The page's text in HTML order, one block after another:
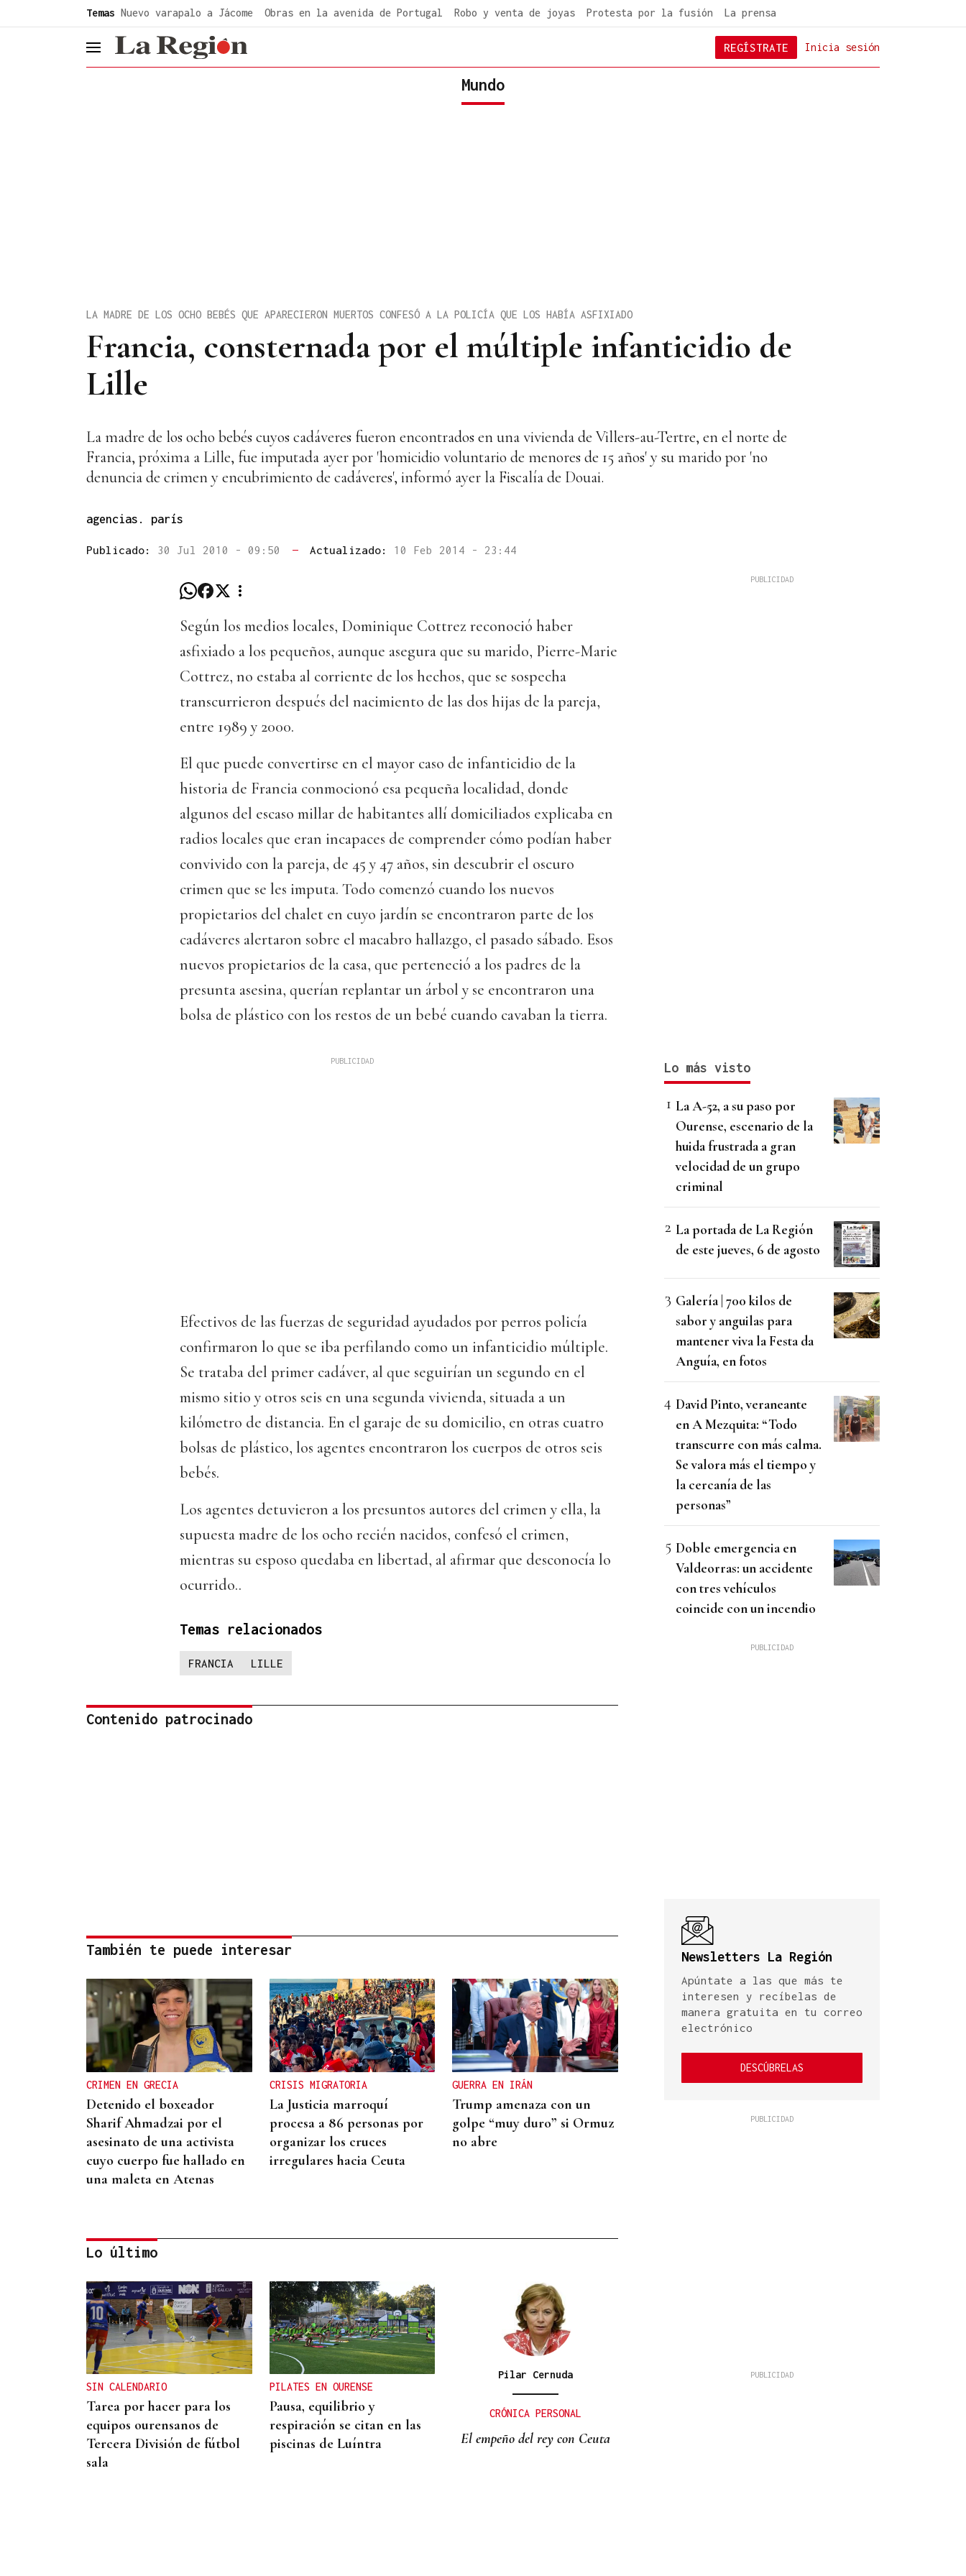
Temas Nuevo varapalo a Jácome Obras en la avenida de Portugal Robo y venta de joyas Protesta por la fusión La prensa
header.menu.open Inicia sesión
REGÍSTRATE
Mundo
Francia, consternada por el múltiple infanticidio de
Lille
LA MADRE DE LOS OCHO BEBÉS QUE APARECIERON MUERTOS CONFESÓ A LA POLICÍA QUE LOS HABÍA ASFIXIADO
La madre de los ocho bebés cuyos cadáveres fueron encontrados en una vivienda de Villers-au-Tertre, en el norte de
Francia, próxima a Lille, fue imputada ayer por 'homicidio voluntario de menores de 15 años' y su marido por 'no
denuncia de crimen y encubrimiento de cadáveres', informó ayer la Fiscalía de Douai.
agencias. parís
Publicado: 30 Jul 2010 - 09:50 — Actualizado: 10 Feb 2014 - 23:44
Según los medios locales, Dominique Cottrez reconoció haber
asfixiado a los pequeños, aunque asegura que su marido, Pierre-Marie
Cottrez, no estaba al corriente de los hechos, que se sospecha
transcurrieron después del nacimiento de las dos hijas de la pareja,
entre 1989 y 2000.
El que puede convertirse en el mayor caso de infanticidio de la
historia de Francia conmocionó esa pequeña localidad, donde
algunos del escaso millar de habitantes allí domiciliados explicaba en
radios locales que eran incapaces de comprender cómo podían haber
convivido con la pareja, de 45 y 47 años, sin descubrir el oscuro
crimen que se les imputa. Todo comenzó cuando los nuevos
propietarios del chalet en cuyo jardín se encontraron parte de los
cadáveres alertaron sobre el macabro hallazgo, el pasado sábado. Esos
nuevos propietarios de la casa, que perteneció a los padres de la
presunta asesina, querían replantar un árbol y se encontraron una
bolsa de plástico con los restos de un bebé cuando cavaban la tierra.
Efectivos de las fuerzas de seguridad ayudados por perros policía
confirmaron lo que se iba perfilando como un infanticidio múltiple.
Se trataba del primer cadáver, al que seguirían un segundo en el
mismo sitio y otros seis en una segunda vivienda, situada a un
kilómetro de distancia. En el garaje de su domicilio, en otras cuatro
bolsas de plástico, los agentes encontraron los cuerpos de otros seis
bebés.
Los agentes detuvieron a los presuntos autores del crimen y ella, la
supuesta madre de los ocho recién nacidos, confesó el crimen,
mientras su esposo quedaba en libertad, al afirmar que desconocía lo
ocurrido..
Temas relacionados
FRANCIA LILLE
Contenido patrocinado
También te puede interesar
CRIMEN EN GRECIA
Detenido el boxeador
Sharif Ahmadzai por el
asesinato de una activista
cuyo cuerpo fue hallado en
una maleta en Atenas
CRISIS MIGRATORIA
La Justicia marroquí
procesa a 86 personas por
organizar los cruces
irregulares hacia Ceuta
GUERRA EN IRÁN
Trump amenaza con un
golpe “muy duro” si Ormuz
no abre
REPRESENTANTE DE EEUU EN
BRASILIA
EEUU revoca el visado de la
embajadora de Brasil en el
Washington
Lo último
SIN CALENDARIO
Tarea por hacer para los
equipos ourensanos de
Tercera División de fútbol
sala
PILATES EN OURENSE
Pausa, equilibrio y
respiración se citan en las
piscinas de Luíntra
Pilar Cernuda
CRÓNICA PERSONAL
El empeño del rey con Ceuta
Lo más visto
La A-52, a su paso por
Ourense, escenario de la
huida frustrada a gran
velocidad de un grupo
criminal
La portada de La Región
de este jueves, 6 de agosto
Galería | 700 kilos de
sabor y anguilas para
mantener viva la Festa da
Anguía, en fotos
David Pinto, veraneante
en A Mezquita: “Todo
transcurre con más calma.
Se valora más el tiempo y
la cercanía de las
personas”
Doble emergencia en
Valdeorras: un accidente
con tres vehículos
coincide con un incendio
Newsletters La Región
Apúntate a las que más te
interesen y recíbelas de
manera gratuita en tu correo
electrónico
DESCÚBRELAS